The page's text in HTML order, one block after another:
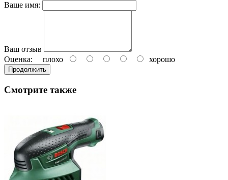
Ваше имя:
Ваш отзыв
Оценка: плохо хорошо
Продолжить
Смотрите также